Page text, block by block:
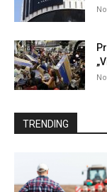
TRENDING